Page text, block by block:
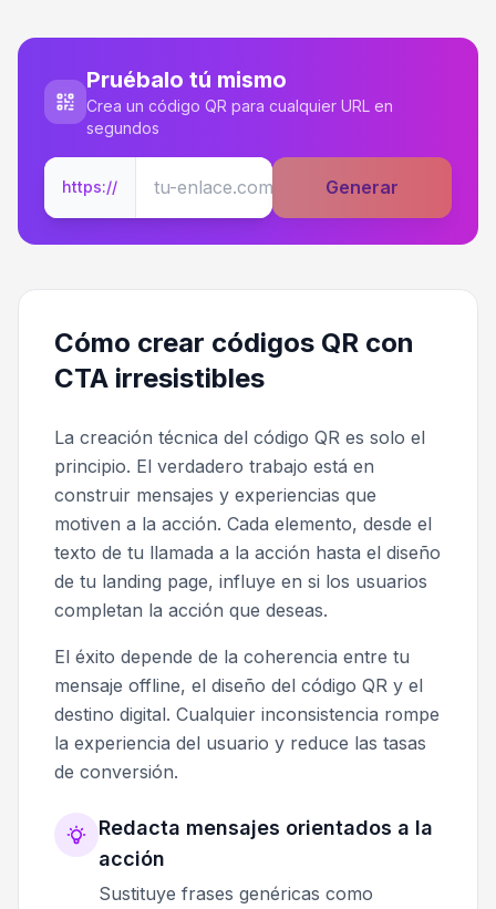
Pruébalo tú mismo
Crea un código QR para cualquier URL en
segundos
https:// Generar
Cómo crear códigos QR con
CTA irresistibles
La creación técnica del código QR es solo el
principio. El verdadero trabajo está en
construir mensajes y experiencias que
motiven a la acción. Cada elemento, desde el
texto de tu llamada a la acción hasta el diseño
de tu landing page, influye en si los usuarios
completan la acción que deseas.
El éxito depende de la coherencia entre tu
mensaje offline, el diseño del código QR y el
destino digital. Cualquier inconsistencia rompe
la experiencia del usuario y reduce las tasas
de conversión.
Redacta mensajes orientados a la
acción
Sustituye frases genéricas como